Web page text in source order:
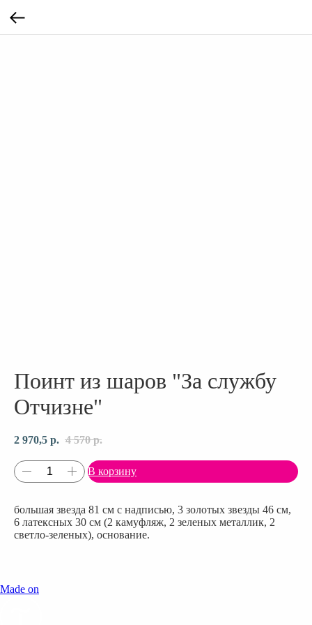
Поинт из шаров "За службу
Отчизне"
2 970,5 р. 4 570 р.
В корзину
большая звезда 81 см с надписью, 3 золотых звезды 46 см,
6 латексных 30 см (2 камуфляж, 2 зеленых металлик, 2
светло-зеленых), основание.
Made on